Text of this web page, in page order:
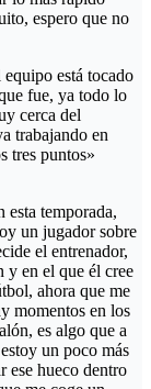
espero que no
está tocado
fue, ya todo lo
cerca del
trabajando en
tres puntos»
esta temporada,
un jugador sobre
el entrenador,
y en el que él cree
ahora que me
momentos en los
es algo que a
un poco más
ese hueco dentro